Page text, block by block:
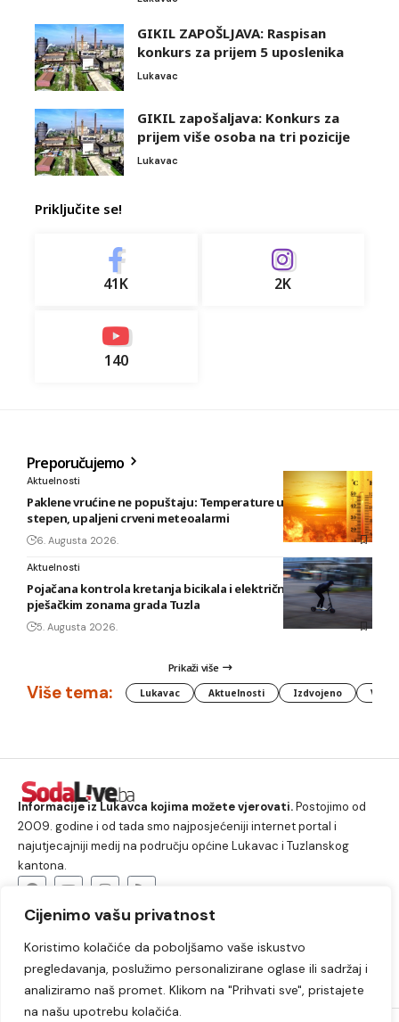
Cijenimo vašu privatnost
Koristimo kolačiće da poboljšamo vaše iskustvo
pregledavanja, poslužimo personalizirane oglase ili sadržaj i
analiziramo naš promet. Klikom na "Prihvati sve", pristajete
na našu upotrebu kolačića.
GIKIL ZAPOŠLJAVA: Raspisan
konkurs za prijem 5 uposlenika
Lukavac
GIKIL zapošaljava: Konkurs za
prijem više osoba na tri pozicije
Lukavac
Priključite se!
41K 2K
140
Preporučujemo
Aktuelnosti
Paklene vrućine ne popuštaju: Temperature u BiH i do 41
stepen, upaljeni crveni meteoalarmi
6. Augusta 2026.
Aktuelnosti
Pojačana kontrola kretanja bicikala i električnih romobila u
pješačkim zonama grada Tuzla
5. Augusta 2026.
Prikaži više
Više tema: Lukavac Aktuelnosti Izdvojeno
Informacije iz Lukavca kojima možete vjerovati.Postojimo od
2009. godine i od tada smo najposjećeniji internet portal i
najutjecajniji medij na području općine Lukavac i Tuzlanskog
kantona.
Lukavac Društvo Crna hronika
Sport
Kultura
Kolumne Slobodno vrijeme